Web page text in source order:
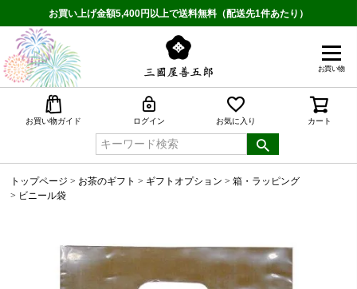
お買い上げ金額5,400円以上で送料無料（配送先1件あたり）
お買い物
お買い物ガイド ログイン お気に入り カート
トップページ お茶のギフト ギフトオプション
箱・ラッピング
ビニール袋